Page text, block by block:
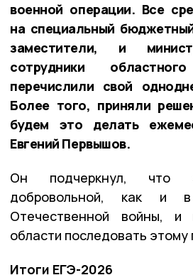
военной операции. Все
на специальный
заместители, и
сотрудники
перечислили свой
Более того, приняли
будем это делать
Евгений Первышов.
Он подчеркнул, что
добровольной, как и
Отечественной войны, и
области последовать этому
Итоги ЕГЭ-2026